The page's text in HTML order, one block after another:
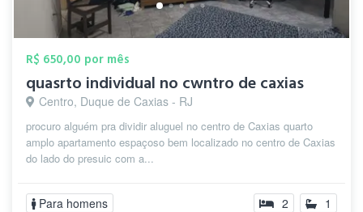
R$ 650,00 por mês
quasrto individual no cwntro de caxias
Centro, Duque de Caxias - RJ
procuro alguém pra dividir aluguel no centro de Caxias quarto
amplo apartamento espaçoso bem localizado no centro de Caxias
do lado do presuic com a...
Para homens 2 1